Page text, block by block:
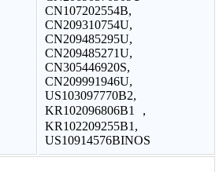
CN107202554B,
CN209310754U,
CN209485295U,
CN209485271U,
CN305446920S,
CN209991946U,
US103097770B2,
KR102096806B1 ，
KR102209255B1,
US10914576BINOS